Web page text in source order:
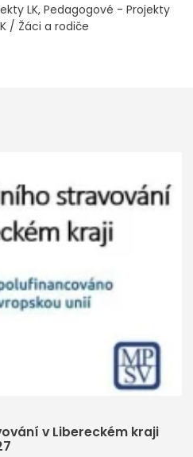
LK Pedagogové - Projekty
/ Žáci a rodiče
v Libereckém kraji